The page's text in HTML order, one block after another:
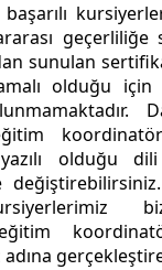
geçerliliğe
sunulan
olduğu için
yazılı olduğu